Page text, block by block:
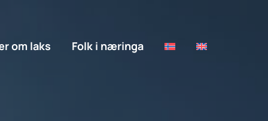
om laks Folk i næringa